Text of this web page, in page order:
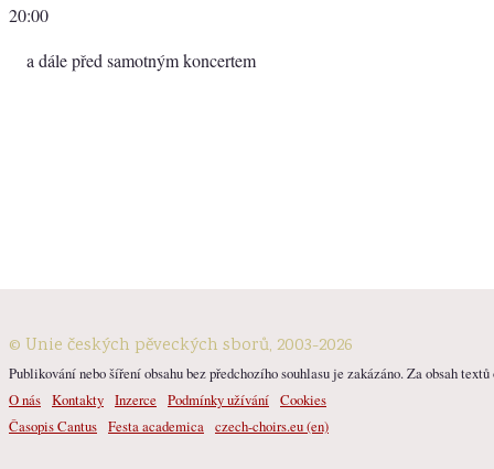
20:00
a dále před samotným koncertem
© Unie českých pěveckých sborů, 2003-2026
Publikování nebo šíření obsahu bez předchozího souhlasu je zakázáno. Za obsah
O nás Kontakty Inzerce Podmínky užívání Cookies
Časopis Cantus Festa academica czech-choirs.eu (en)